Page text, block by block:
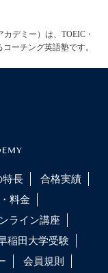
カデミー）は、TOEIC・
ーチング英語塾です。
特長
合格実績
料金
ライン講座
稲田大学受験
会員規則